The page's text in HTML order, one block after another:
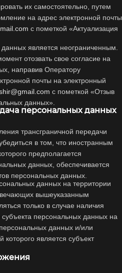
их самостоятельно, путем
на адрес электронной почты
с пометкой «Актуализация
является неограниченным.
отозвать свое согласие на
направив Оператору
почты на электронный
с пометкой «Отзыв
данных».
персональных данных
трансграничной передачи
в том, что иностранным
предполагается
данных, обеспечивается
персональных данных.
данных на территории
вышеуказанным
только в случае наличия
персональных данных на
данных и/или
которого является субъект